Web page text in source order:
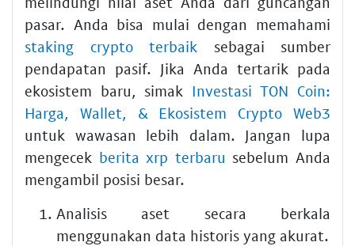
pasar. Anda bisa mulai dengan memahami
staking crypto terbaik sebagai sumber
pendapatan pasif. Jika Anda tertarik pada
ekosistem baru, simak Investasi TON Coin:
Harga, Wallet, & Ekosistem Crypto Web3
untuk wawasan lebih dalam. Jangan lupa
mengecek berita xrp terbaru sebelum Anda
mengambil posisi besar.
Analisis aset secara berkala
menggunakan data historis yang akurat.